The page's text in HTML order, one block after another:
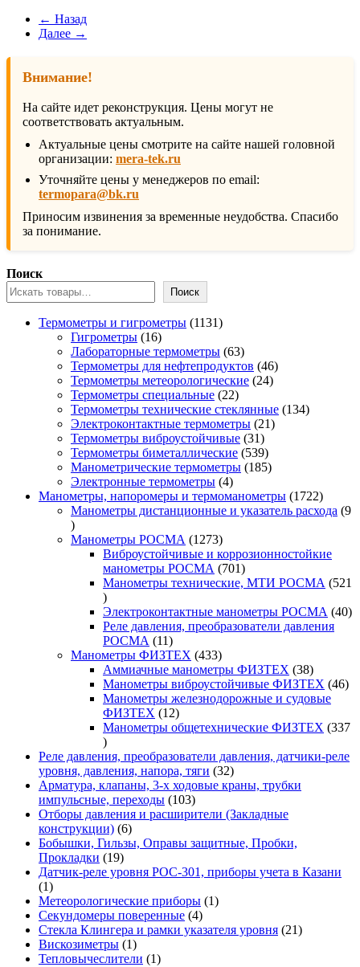
← Назад
Далее →
Внимание!
На сайте идет реконструкция. Цены могут не
соответствовать актуальным.
Актуальные цены смотрите на сайте нашей головной
организации: mera-tek.ru
Уточняйте цены у менеджеров по email:
termopara@bk.ru
Приносим извинения за временные неудобства. Спасибо
за понимание.
Поиск
Поиск
Термометры и гигрометры 11311131
Гигрометры 1616
товаров
Лабораторные термометры 6363
товара
Термометры для нефтепродуктов 4646
Термометры метеорологические 2424
Термометры специальные 2222
товара
Термометры технические стеклянные 134134
Электроконтактные термометры 2121
Термометры виброустойчивые 3131
товар
Термометры биметаллические 539539
товаров
Манометрические термометры 185185
Электронные термометры 44
товара
Манометры, напоромеры и термоманометры 17221722
товара
Манометры дистанционные и указатель расхода 9
9
товаров
Манометры РОСМА 12731273
товара
Виброустойчивые и коррозионностойкие
манометры РОСМА
701701
товар
Манометры технические, МТИ РОСМА
521
521
товар
Электроконтактные манометры РОСМА 4040
Реле давления, преобразователи давления
РОСМА
1111
товаров
Манометры ФИЗТЕХ 433433
товара
Аммиачные манометры ФИЗТЕХ 3838
товаров
Манометры виброустойчивые ФИЗТЕХ 4646
Манометры железнодорожные и судовые
ФИЗТЕХ
1212
товаров
Манометры общетехнические ФИЗТЕХ 337
337
товаров
Реле давления, преобразователи давления, датчики-реле
уровня, давления, напора, тяги 3232
товара
Арматура, клапаны, 3-х ходовые краны, трубки
импульсные, переходы 103103
товара
Отборы давления и расширители (Закладные
конструкции) 66
товаров
Бобышки, Гильзы, Оправы защитные, Пробки,
Прокладки
1919
товаров
Датчик-реле уровня РОС-301, приборы учета в Казани
11
товар
Метеорологические приборы 11
Секундомеры поверенные 44
товара
Стекла Клингера и рамки указателя уровня 2121
Вискозиметры 11
товар
Тепловычеслители 11